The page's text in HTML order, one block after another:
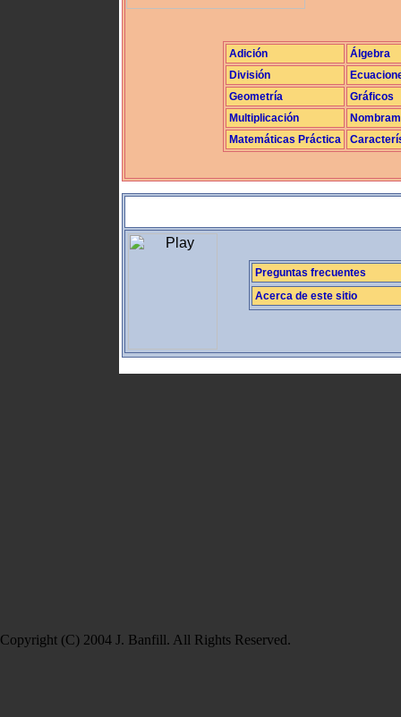
Adición
Álgebra
División
Geometría
Gráficos
Multiplicación
Matemáticas Práctica
Preguntas frecuentes
Acerca de este sitio
Copyright (C) 2004 J. Banfill. All Rights Reserved.